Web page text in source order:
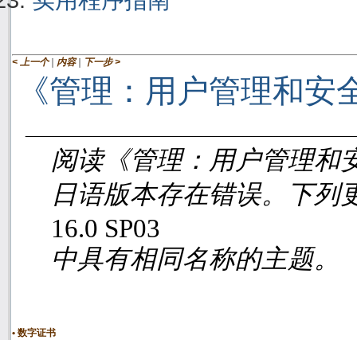
< 上一个 | 内容 | 下一步 >
《管理：用户管理和安
阅读《管理：用户管理和
日语版本存在错误。下列
16.0 SP03
中具有相同名称的主题。
数字证书